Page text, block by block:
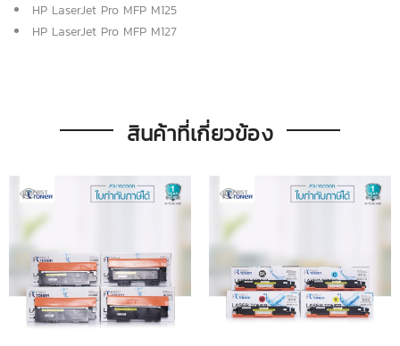
HP LaserJet Pro MFP M125
HP LaserJet Pro MFP M127
สินค้าที่เกี่ยวข้อง